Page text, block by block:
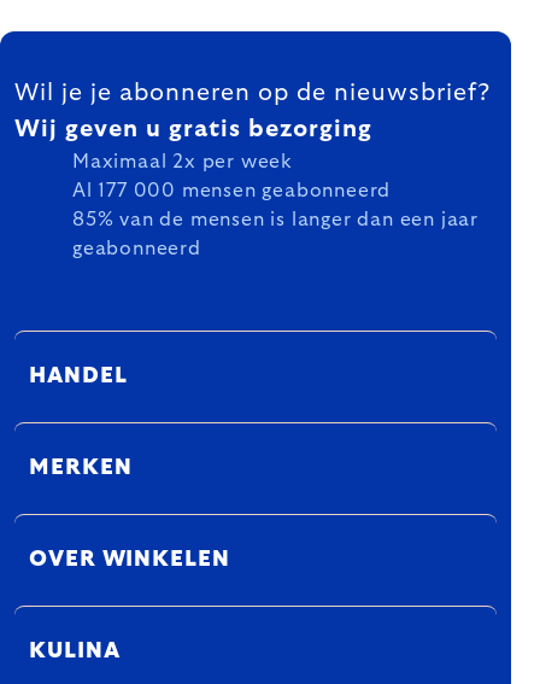
FOOTER
Wil je je abonneren op de nieuwsbrief?
Wij geven u gratis bezorging
Maximaal 2x per week
Al 177 000 mensen geabonneerd
85% van de mensen is langer dan een jaar
geabonneerd
HANDEL
MERKEN
OVER WINKELEN
KULINA